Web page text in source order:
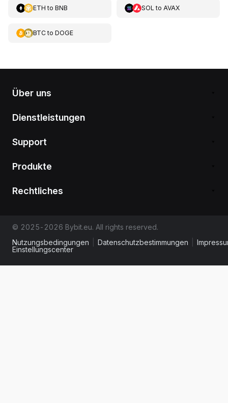
ETH to BNB SOL to AVAX
BTCto DOGE
Über uns
Dienstleistungen
Support
Produkte
Rechtliches
© 2025-2026 Bybit.eu. All rights reserved.
Nutzungsbedingungen
Datenschutzbestimmungen
Einstellungscenter